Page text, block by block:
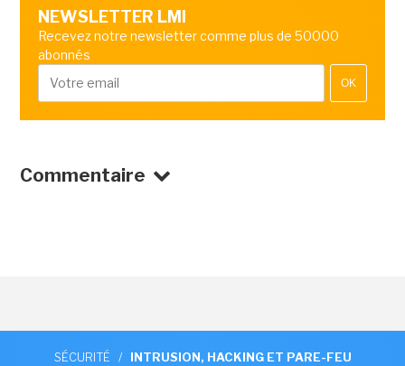
NEWSLETTER LMI
Recevez notre newsletter comme plus de 50000
abonnés
OK
Commentaire
SÉCURITÉ / INTRUSION, HACKING ET PARE-FEU